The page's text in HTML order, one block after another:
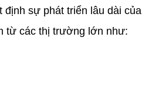
sự phát triển lâu dài
từ các thị trường lớn như: